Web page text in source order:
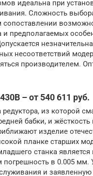
идеальна при
Сложность
сопоставлении
и предполагаемых
несоответствий
производителем.
– от 540 611 руб.
из которой
бабки, и жёсткость
изделие
планке старших
станка является
погрешность в 0.005 мм.
и заявленную